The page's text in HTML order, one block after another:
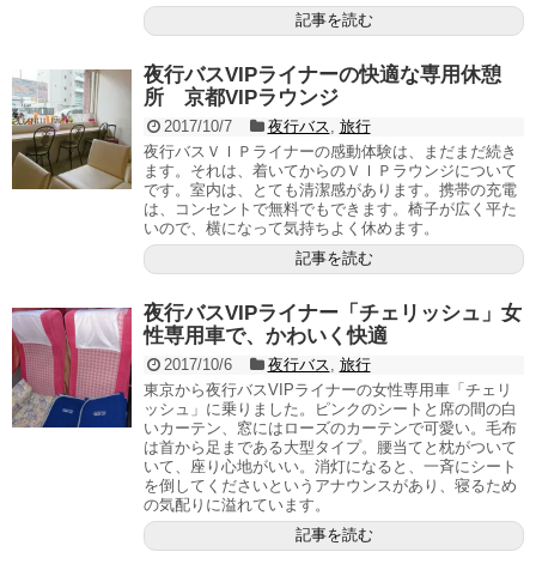
記事を読む
夜行バスVIPライナーの快適な専用休憩
所 京都VIPラウンジ
2017/10/7 夜行バス
旅行
夜行バスＶＩＰライナーの感動体験は、まだまだ続き
ます。それは、着いてからのＶＩＰラウンジについて
です。室内は、とても清潔感があります。携帯の充電
は、コンセントで無料でもできます。椅子が広く平た
いので、横になって気持ちよく休めます。
記事を読む
夜行バスVIPライナー「チェリッシュ」女
性専用車で、かわいく快適
2017/10/6 夜行バス
旅行
東京から夜行バスVIPライナーの女性専用車「チェリ
ッシュ」に乗りました。ピンクのシートと席の間の白
いカーテン、窓にはローズのカーテンで可愛い。毛布
は首から足まである大型タイプ。腰当てと枕がついて
いて、座り心地がいい。消灯になると、一斉にシート
を倒してくださいというアナウンスがあり、寝るため
の気配りに溢れています。
記事を読む